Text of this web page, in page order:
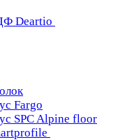
Deartio
Fargo
SPC Alpine floor